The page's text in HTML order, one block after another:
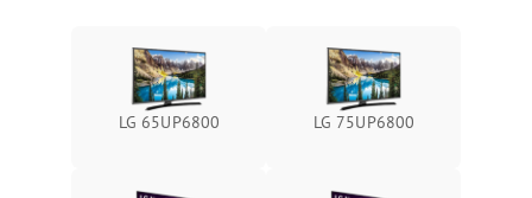
LG 65UP6800 LG 75UP6800